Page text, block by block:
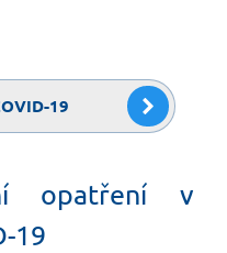
19
opatření v
19